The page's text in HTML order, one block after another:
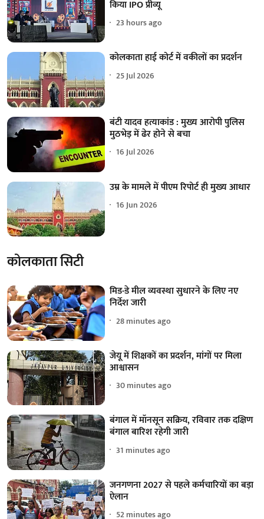
किया IPO प्रीव्यू
23 hours ago
कोलकाता हाई कोर्ट में वकीलों का प्रदर्शन
25 Jul 2026
बंटी यादव हत्याकांड : मुख्य आरोपी पुलिस
मुठभेड़ में ढेर होने से बचा
16 Jul 2026
उम्र के मामले में पीएम रिपोर्ट ही मुख्य आधार
16 Jun 2026
कोलकाता सिटी
मिड-डे मील व्यवस्था सुधारने के लिए नए
निर्देश जारी
28 minutes ago
जेयू में शिक्षकों का प्रदर्शन, मांगों पर मिला
आश्वासन
30 minutes ago
बंगाल में मॉनसून सक्रिय, रविवार तक दक्षिण
बंगाल बारिश रहेगी जारी
31 minutes ago
जनगणना 2027 से पहले कर्मचारियों का बड़ा
ऐलान
52 minutes ago